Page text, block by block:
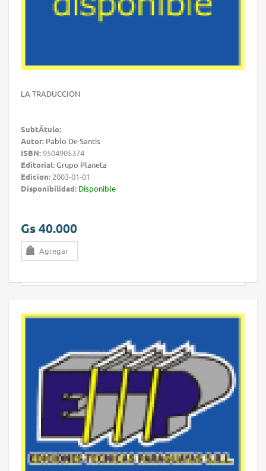
LA TRADUCCION
SubtÃ­tulo:
Autor: Pablo De Santis
ISBN:9504905374
Editorial:Grupo Planeta
Edicion: 2003-01-01
Disponibilidad: Disponible
Gs 40.000
Agregar